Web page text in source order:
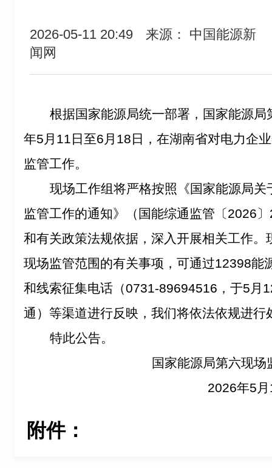
2026-05-11 20:49
来源： 中国能源新
闻网
根据国家能源局统一部署，国家能源局
年5 月 11 日至6 月 18 日，在湖南省对电力企
监管工作。
现场工作组将严格按照《国家能源局关
监管工作的通知》（国能综通监管〔2026〕
和有关政策法规依据，深入开展相关工作
现场监管范围的有关事项，可通过12398能
和线索征集电话（0731-89694516 ，于5 月
通）等渠道进行反映，我们将依法依规进行
特此公告。
国家能源局第六现场
2026年5 月
附件：